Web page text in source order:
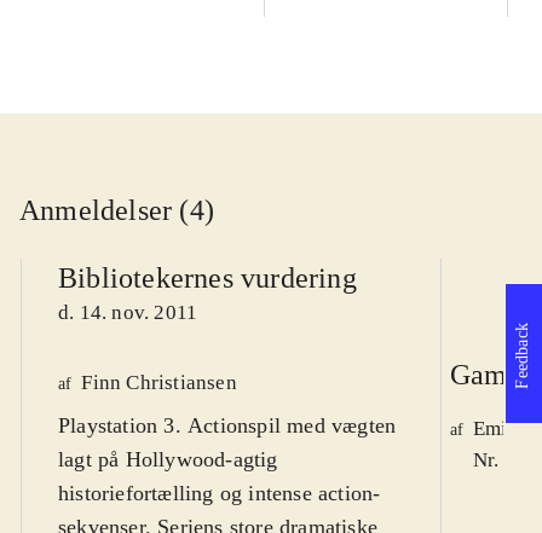
Anmeldelser (4)
Bibliotekernes vurdering
d. 14. nov. 2011
af Finn Christiansen
Playstation 3. Actionspil med vægten
lagt på Hollywood-agtig
historiefortælling og intense action-
sekvenser. Seriens store dramatiske
Game
af Emil
Nr.
Feedback